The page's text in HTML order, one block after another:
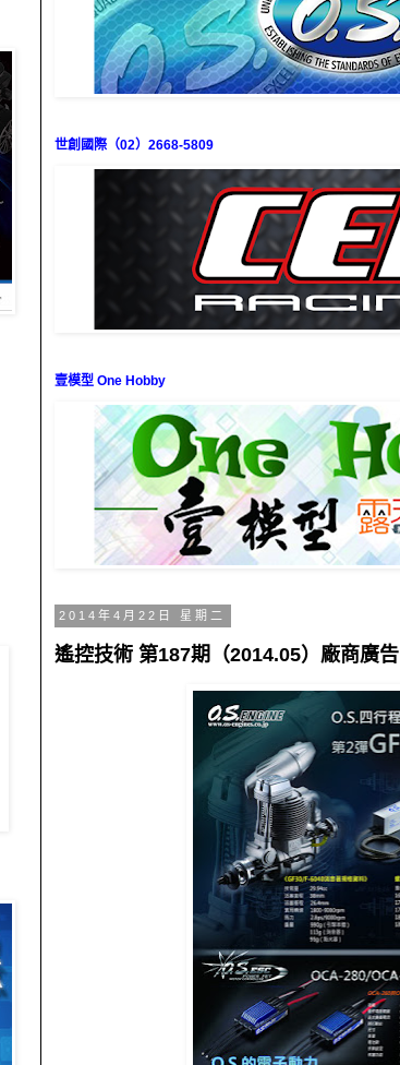
世創國際（02）2668-5809
壹模型 One Hobby
2014年4月22日 星期二
遙控技術 第187期（2014.05）廠商廣告